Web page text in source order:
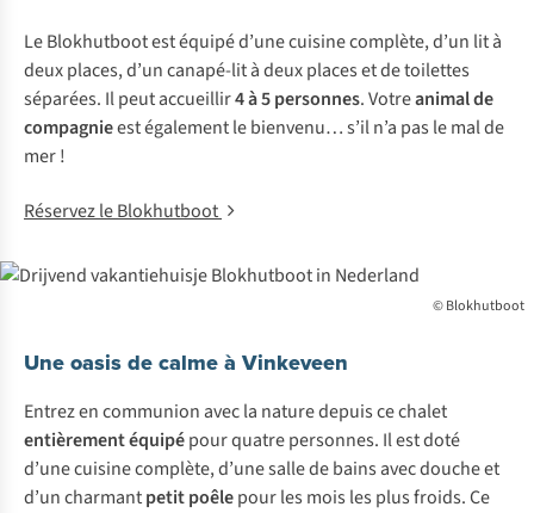
Le Blokhutboot est équipé d’une cuisine complète, d’un lit à
deux places, d’un canapé-lit à deux places et de toilettes
séparées. Il peut accueillir4 à 5 personnes. Votreanimal de
compagnieest également le bienvenu… s’il n’a pas le mal de
mer !
Réservez le Blokhutboot
© Blokhutboot
Une oasis de calme à Vinkeveen
Entrez en communion avec la nature depuis ce chalet
entièrementéquipépour quatre personnes. Il est doté
d’une cuisine complète, d’une salle de bains avec douche et
d’un charmantpetit poêlepour les mois les plus froids. Ce